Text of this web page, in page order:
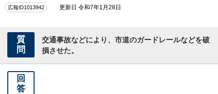
広報ID1013942 更新日 令和7年1月28日
質
問
交通事故などにより、市道のガードレールなどを破
損させた。
回
答